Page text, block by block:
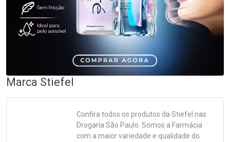
Marca Stiefel
Confira todos os produtos da Stiefel nas
Drogaria São Paulo. Somos a Farmácia
com a maior variedade e qualidade do